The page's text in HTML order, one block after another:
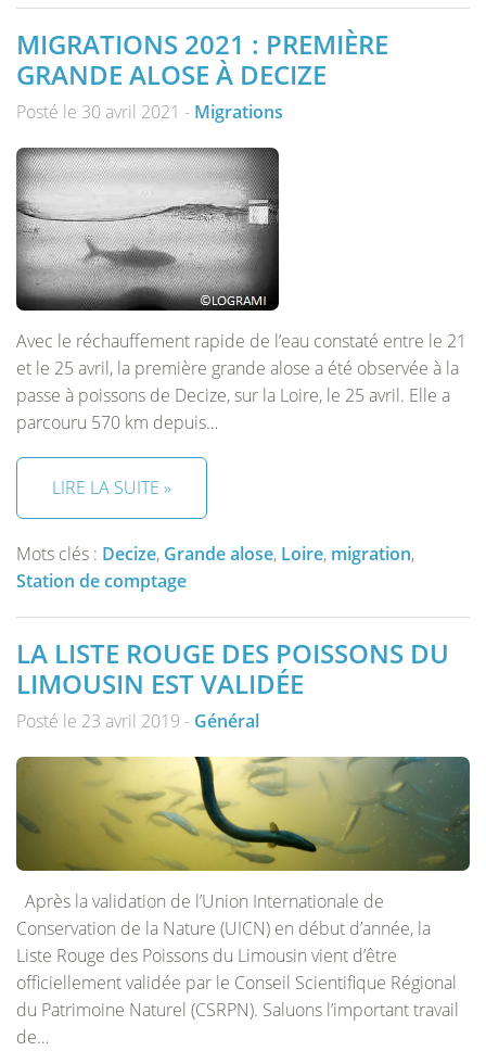
MIGRATIONS 2021 : PREMIÈRE
GRANDE ALOSE À DECIZE
Posté le 30 avril 2021 - Migrations
Avec le réchauffement rapide de l’eau constaté entre le 21
et le 25 avril, la première grande alose a été observée à la
passe à poissons de Decize, sur la Loire, le 25 avril. Elle a
parcouru 570 km depuis…
LIRE LA SUITE »
Mots clés : Decize, Grande alose, Loire, migration,
Station de comptage
LA LISTE ROUGE DES POISSONS DU
LIMOUSIN EST VALIDÉE
Posté le 23 avril 2019 - Général
Après la validation de l’Union Internationale de
Conservation de la Nature (UICN) en début d’année, la
Liste Rouge des Poissons du Limousin vient d’être
officiellement validée par le Conseil Scientifique Régional
du Patrimoine Naturel (CSRPN). Saluons l’important travail
de…